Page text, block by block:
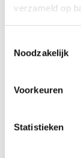
verzameld op
Noodzakelijk
Voorkeuren
Statistieken
Vorige foto